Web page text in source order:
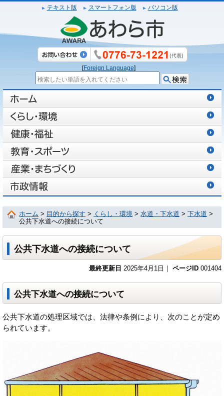
テキスト版 スマートフォン版 パソコン版
[Foreign Language]
ホーム > 目的から探す > くらし・環境 > 水道・下水道 > 下水道 >
公共下水道への接続について
公共下水道への接続について
最終更新日 2025年4月1日｜ ページID 001404
公共下水道への接続について
公共下水道の処理区域では、法律や条例により、次のことが定め
られています。